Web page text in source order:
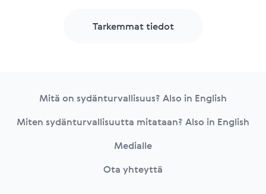
Tarkemmat tiedot
Mitä on sydänturvallisuus? Also in English
Miten sydänturvallisuutta mitataan? Also in English
Medialle
Ota yhteyttä